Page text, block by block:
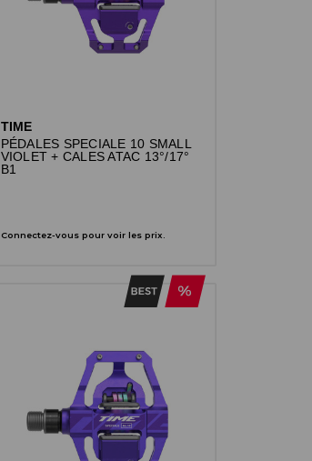
TIME
PÉDALES SPECIALE 10 SMALL
VIOLET + CALES ATAC 13°/17°
B1
Connectez-vous pour voir les prix.